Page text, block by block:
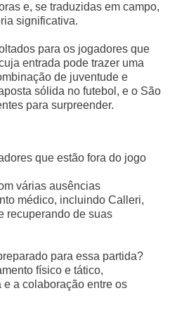
e, se traduzidas em campo,
significativa.
para os jogadores que
entrada pode trazer uma
de juventude e
sólida no futebol, e o São
para surpreender.
que estão fora do jogo
várias ausências
médico, incluindo Calleri,
recuperando de suas
para essa partida?
físico e tático,
a colaboração entre os